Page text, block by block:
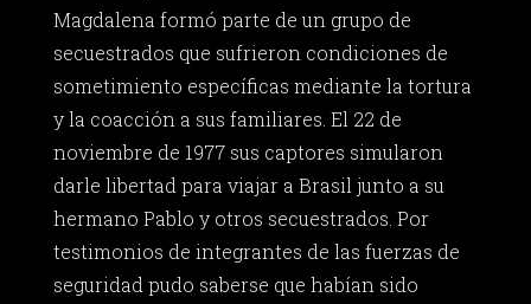
Magdalena formó parte de un grupo de
secuestrados que sufrieron condiciones de
sometimiento específicas mediante la tortura
y la coacción a sus familiares. El 22 de
noviembre de 1977 sus captores simularon
darle libertad para viajar a Brasil junto a su
hermano Pablo y otros secuestrados. Por
testimonios de integrantes de las fuerzas de
seguridad pudo saberse que habían sido